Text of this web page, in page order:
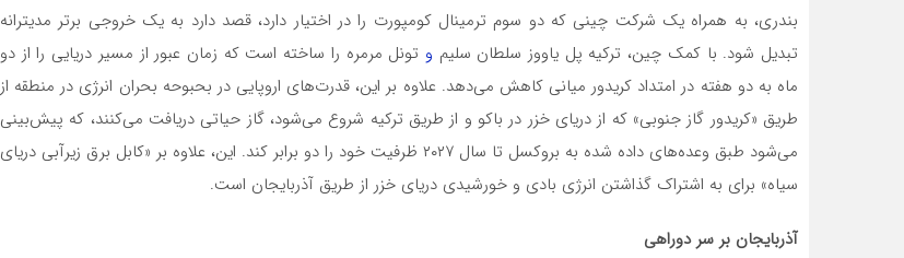
بندری، به همراه یک شرکت چینی که دو سوم ترمینال کومپورت را در اختیار دارد، قصد دارد به یک خروجی برتر مدیترانه
تبدیل شود. با کمک چین، ترکیه پل یاووز سلطان سلیم و تونل مرمره را ساخته است که زمان عبور از مسیر دریایی را از دو
ماه به دو هفته در امتداد کریدور میانی کاهش می‌دهد. علاوه بر این، قدرت‌های اروپایی در بحبوحه بحران انرژی در منطقه از
طریق «کریدور گاز جنوبی» که از دریای خزر در باکو و از طریق ترکیه شروع می‌شود، گاز حیاتی دریافت می‌کنند، که پیش‌بینی
می‌شود طبق وعده‌های داده شده به بروکسل تا سال ۲۰۲۷ ظرفیت خود را دو برابر کند. این، علاوه بر «کابل برق زیرآبی دریای
سیاه» برای به اشتراک گذاشتن انرژی بادی و خورشیدی دریای خزر از طریق آذربایجان است.
آذربایجان بر سر دوراهی